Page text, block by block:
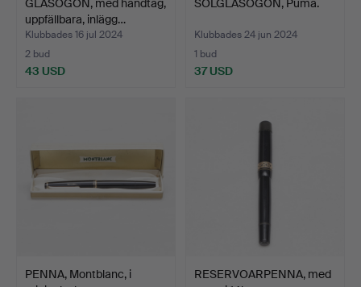
GLASÖGON, med handtag,
uppfällbara, inlägg…
Klubbades 16 jul 2024
2 bud
43 USD
SOLGLASÖGON, Puma.
Klubbades 24 jun 2024
1 bud
37 USD
PENNA, Montblanc, i
RESERVOARPENNA, med